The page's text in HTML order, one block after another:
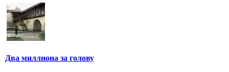
Два миллиона за голову